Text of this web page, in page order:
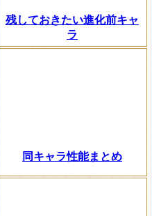
残しておきたい進化前キャ
ラ
同キャラ性能まとめ